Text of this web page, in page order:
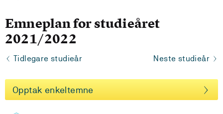
Emneplan for studieåret
2021/2022
Tidlegare studieår Neste studieår
Opptak enkeltemne